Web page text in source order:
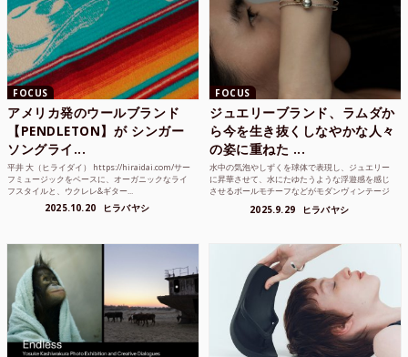
FOCUS
アメリカ発のウールブランド
【PENDLETON】が シンガー
ソングライ...
平井 大（ヒライダイ） https://hiraidai.com/サー
フミュージックをベースに、オーガニックなライ
フスタイルと、ウクレレ&ギター...
2025.10.20 ヒラバヤシ
FOCUS
ジュエリーブランド、ラムダか
ら今を生き抜くしなやかな人々
の姿に重ねた ...
水中の気泡やしずくを球体で表現し、ジュエリー
に昇華させて、水にたゆたうような浮遊感を感じ
させるボールモチーフなどがモダンヴィンテージ
2025.9.29 ヒラバヤシ